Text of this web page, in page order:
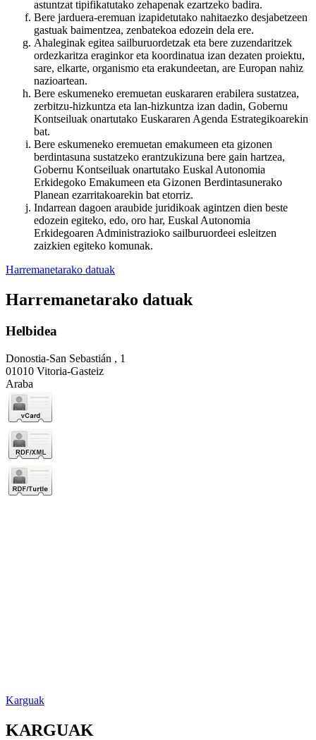
astuntzat tipifikatutako zehapenak ezartzeko badira.
Bere jarduera-eremuan izapidetutako nahitaezko desjabetzeen
gastuak baimentzea, zenbatekoa edozein dela ere.
Ahaleginak egitea sailburuordetzak eta bere zuzendaritzek
ordezkaritza eraginkor eta koordinatua izan dezaten proiektu,
sare, elkarte, organismo eta erakundeetan, are Europan nahiz
nazioartean.
Bere eskumeneko eremuetan euskararen erabilera sustatzea,
zerbitzu-hizkuntza eta lan-hizkuntza izan dadin, Gobernu
Kontseiluak onartutako Euskararen Agenda Estrategikoarekin
bat.
Bere eskumeneko eremuetan emakumeen eta gizonen
berdintasuna sustatzeko erantzukizuna bere gain hartzea,
Gobernu Kontseiluak onartutako Euskal Autonomia
Erkidegoko Emakumeen eta Gizonen Berdintasunerako
Planean ezarritakoarekin bat etorriz.
Indarrean dagoen araubide juridikoak agintzen dien beste
edozein egiteko, edo, oro har, Euskal Autonomia
Erkidegoaren Administrazioko sailburuordeei esleitzen
zaizkien egiteko komunak.
Harremanetarako datuak
Harremanetarako datuak
Helbidea
Donostia-San Sebastián , 1
01010 Vitoria-Gasteiz
Araba
Karguak
KARGUAK